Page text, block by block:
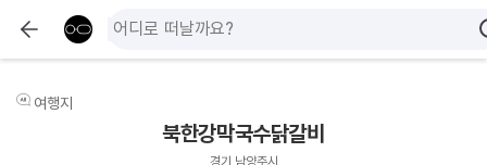
여행지
북한강막국수닭갈비
경기 남양주시